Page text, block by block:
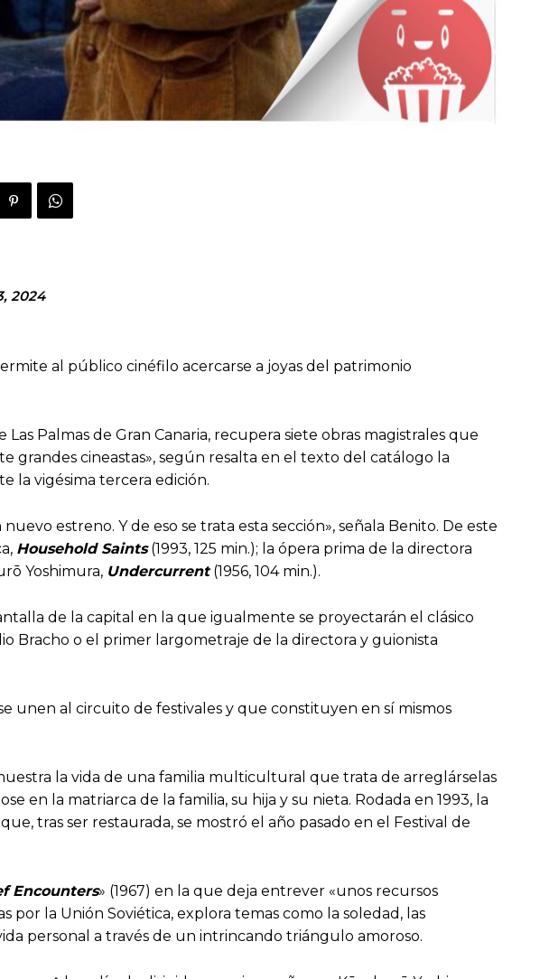
2024
al público cinéfilo acercarse a joyas del patrimonio
Palmas de Gran Canaria, recupera siete obras magistrales que
grandes cineastas», según resalta en el texto del catálogo la
la vigésima tercera edición.
estreno. Y de eso se trata esta sección», señala Benito. De este
Household Saints(1993, 125 min.); la ópera prima de la directora
Yoshimura, Undercurrent(1956, 104 min.).
de la capital en la que igualmente se proyectarán el clásico
Bracho o el primer largometraje de la directora y guionista
unen al circuito de festivales y que constituyen en sí mismos
la vida de una familia multicultural que trata de arreglárselas
en la matriarca de la familia, su hija y su nieta. Rodada en 1993, la
tras ser restaurada, se mostró el año pasado en el Festival de
Encounters» (1967) en la que deja entrever «unos recursos
por la Unión Soviética, explora temas como la soledad, las
personal a través de un intrincando triángulo amoroso.